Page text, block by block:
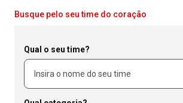
Busque pelo seu time do coração
Qual o seu time?